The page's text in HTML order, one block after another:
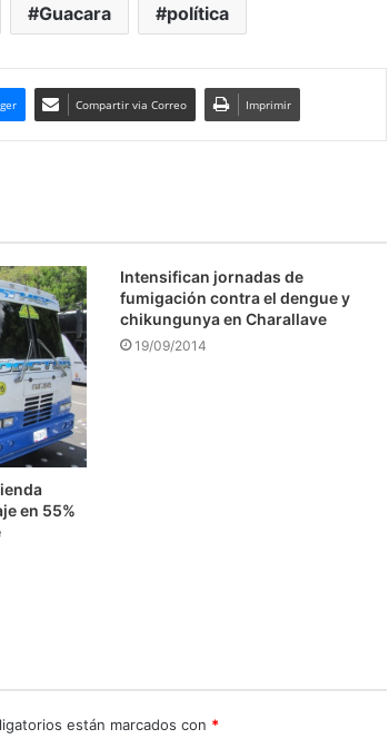
Guacara política
Compartir via Correo Imprimir
en 55%
Intensifican jornadas de
fumigación contra el dengue y
chikungunya en Charallave
19/09/2014
están marcados con *